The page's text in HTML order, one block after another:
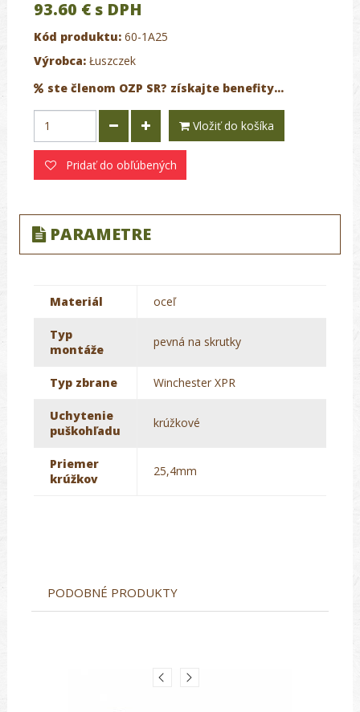
93.60 € s DPH
Kód produktu: 60-1A25
Výrobca: Łuszczek
ste členom OZP SR? získajte benefity...
Vložiť do košíka
Pridať do obľúbených
PARAMETRE
Materiál oceľ
Typ
montáže
pevná na skrutky
Typ zbrane Winchester XPR
Uchytenie
puškohľadu
krúžkové
Priemer
krúžkov
25,4mm
PODOBNÉ PRODUKTY